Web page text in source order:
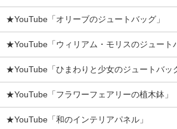
★YouTube「オリーブのジュートバッグ」
★YouTube「ウィリアム・モリスのジュート
★YouTube「ひまわりと少女のジュートバッ
★YouTube「フラワーフェアリーの植木鉢」
★YouTube「和のインテリアパネル」